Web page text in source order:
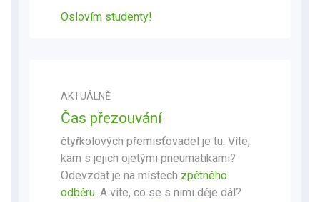
Oslovím studenty!
AKTUÁLNĚ
Čas přezouvání
čtyřkolových přemisťovadel je tu. Víte,
kam s jejich ojetými pneumatikami?
Odevzdat je na místech zpětného
odběru. A víte, co se s nimi děje dál?